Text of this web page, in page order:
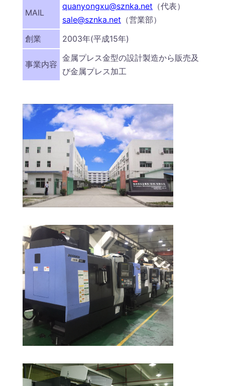
MAIL
quanyongxu@sznka.net （代表）
sale@sznka.net （営業部）
創業
2003年(平成15年)
事業内容
金属プレス金型の設計製造から販売及
び金属プレス加工